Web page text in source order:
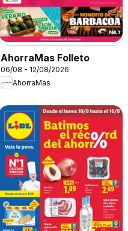
AhorraMas Folleto
06/08 - 12/08/2026
AhorraMas